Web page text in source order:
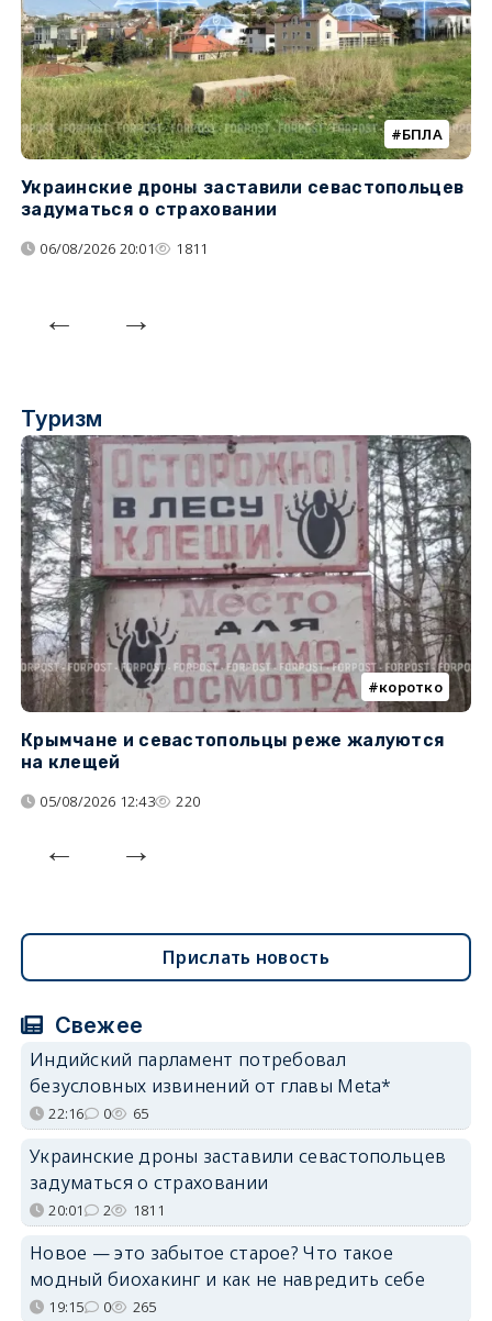
БПЛА
Украинские дроны заставили севастопольцев
задуматься о страховании
06/08/2026 20:01 1811
Туризм
коротко
Крымчане и севастопольцы реже жалуются
на клещей
05/08/2026 12:43 220
Прислать новость
Свежее
Индийский парламент потребовал
безусловных извинений от главы Meta*
22:16 0 65
Украинские дроны заставили севастопольцев
задуматься о страховании
20:01 2 1811
Новое — это забытое старое? Что такое
модный биохакинг и как не навредить себе
19:15 0 265